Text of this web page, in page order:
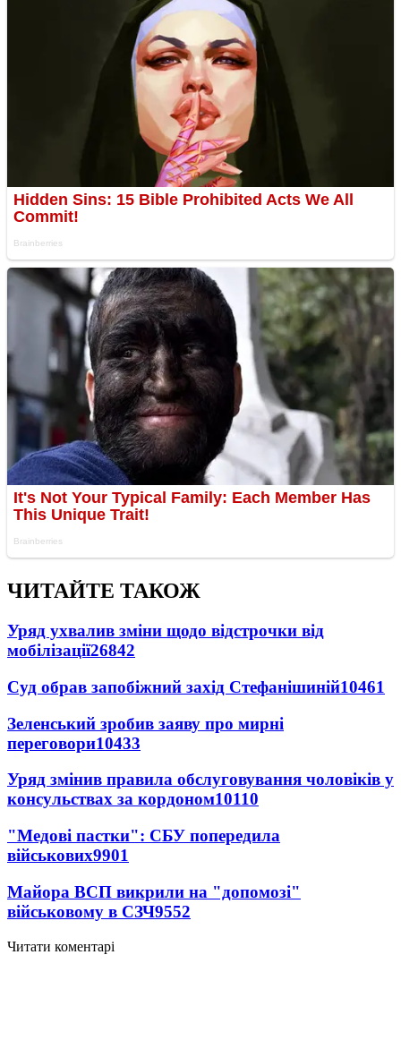
ЧИТАЙТЕ ТАКОЖ
Уряд ухвалив зміни щодо відстрочки від
мобілізації26842
Суд обрав запобіжний захід Стефанішиній10461
Зеленський зробив заяву про мирні
переговори10433
Уряд змінив правила обслуговування чоловіків у
консульствах за кордоном10110
"Медові пастки": СБУ попередила
військових9901
Майора ВСП викрили на "допомозі"
військовому в СЗЧ9552
Читати коментарі